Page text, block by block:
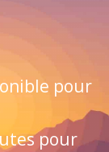
pour
pour